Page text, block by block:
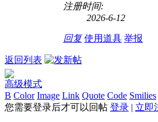
注册时间:
2026-6-12
回复 使用道具 举报
返回列表
高级模式
B Color Image Link Quote Code Smilies
您需要登录后才可以回帖 登录 | 立即